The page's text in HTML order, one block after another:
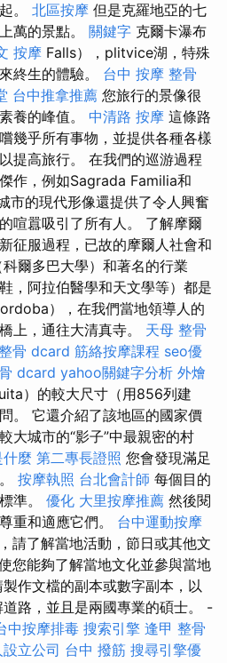
。 北區按摩 但是克羅地亞的七
萬的景點。 關鍵字 克爾卡瀑布
按摩 Falls），plitvice湖，特殊
終生的體驗。 台中 按摩 整骨
台中推拿推薦 您旅行的景像很
養的峰值。 中清路 按摩 這條路
幾乎所有事物，並提供各種各樣
提高旅行。 在我們的巡游過程
作，例如Sagrada Familia和
市的現代形像還提供了令人興奮
喧囂吸引了所有人。 了解摩爾
征服過程，已故的摩爾人社會和
爾多巴大學）和著名的行業
，阿拉伯醫學和天文學等）都是
），在我們當地領導人的
上，通往大清真寺。 天母 整骨
骨 dcard 筋絡按摩課程 seo優
dcard yahoo關鍵字分析 外燴
）的較大尺寸（用856列建
。 它還介紹了該地區的國家價
大城市的“影子”中最親密的村
麼 第二專長證照 您會發現滿足
按摩執照 台北會計師 每個目的
準。 優化 大里按摩推薦 然後閱
重和適應它們。 台中運動按摩
請了解當地活動，節日或其他文
您能夠了解當地文化並參與當地
作文檔的副本或數字副本，以
路，並且是兩國專業的碩士。 -
中按摩排毒 搜索引擎 逢甲 整骨
立公司 台中 撥筋 搜尋引擎優